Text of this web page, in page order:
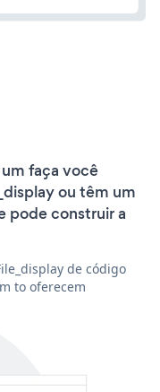
faça você
ou têm um
pode construir a
de código
to oferecem